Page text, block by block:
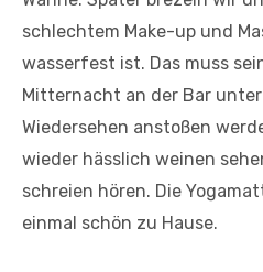
schlechtem Make-up und
wasserfest ist. Das muss
Mitternacht an der Bar
Wiedersehen anstoßen
wieder hässlich weinen
schreien hören. Die
einmal schön zu Hause.